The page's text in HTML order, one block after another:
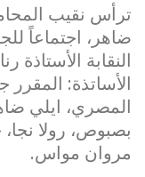
ترأس نقيب
ضاهر، اجتماعاً
النقابة الأستاذة
الأساتذة:
المصري، ايلي
بصبوص، رولا
مروان مواس.